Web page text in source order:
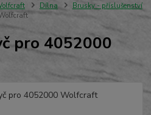
Dílna
Brusky - příslušenství
pro 4052000